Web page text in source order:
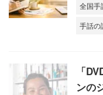
全国手
手話の
「
ンの